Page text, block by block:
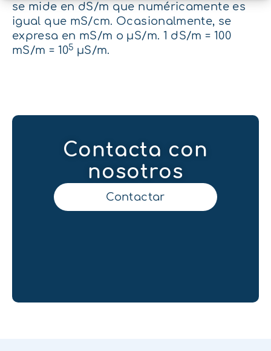
se mide en dS/m que numéricamente es
igual que mS/cm. Ocasionalmente, se
expresa en mS/m o µS/m. 1 dS/m = 100
mS/m = 105 µS/m.
Contacta con
nosotros
Contactar